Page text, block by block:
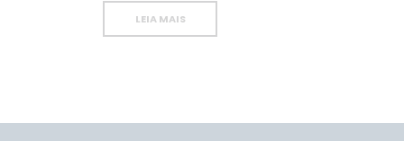
LEIA MAIS